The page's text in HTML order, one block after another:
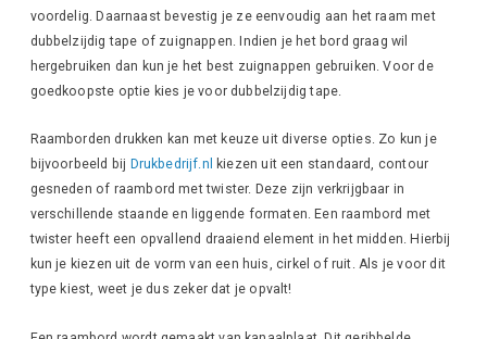
voordelig. Daarnaast bevestig je ze eenvoudig aan het raam met
dubbelzijdig tape of zuignappen. Indien je het bord graag wil
hergebruiken dan kun je het best zuignappen gebruiken. Voor de
goedkoopste optie kies je voor dubbelzijdig tape.
Raamborden drukken kan met keuze uit diverse opties. Zo kun je
bijvoorbeeld bij Drukbedrijf.nl
kiezen uit een standaard, contour
gesneden of raambord met twister. Deze zijn verkrijgbaar in
verschillende staande en liggende formaten. Een raambord met
twister heeft een opvallend draaiend element in het midden. Hierbij
kun je kiezen uit de vorm van een huis, cirkel of ruit. Als je voor dit
type kiest, weet je dus zeker dat je opvalt!